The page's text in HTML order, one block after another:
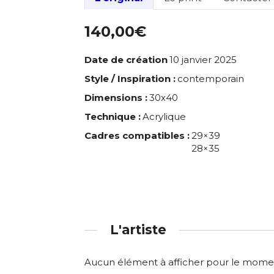
140,00€
Date de création10 janvier 2025
Style / Inspiration : contemporain
Dimensions :30x40
Technique :Acrylique
Cadres compatibles :29×39
28×35
L'artiste
Aucun élément à afficher pour le